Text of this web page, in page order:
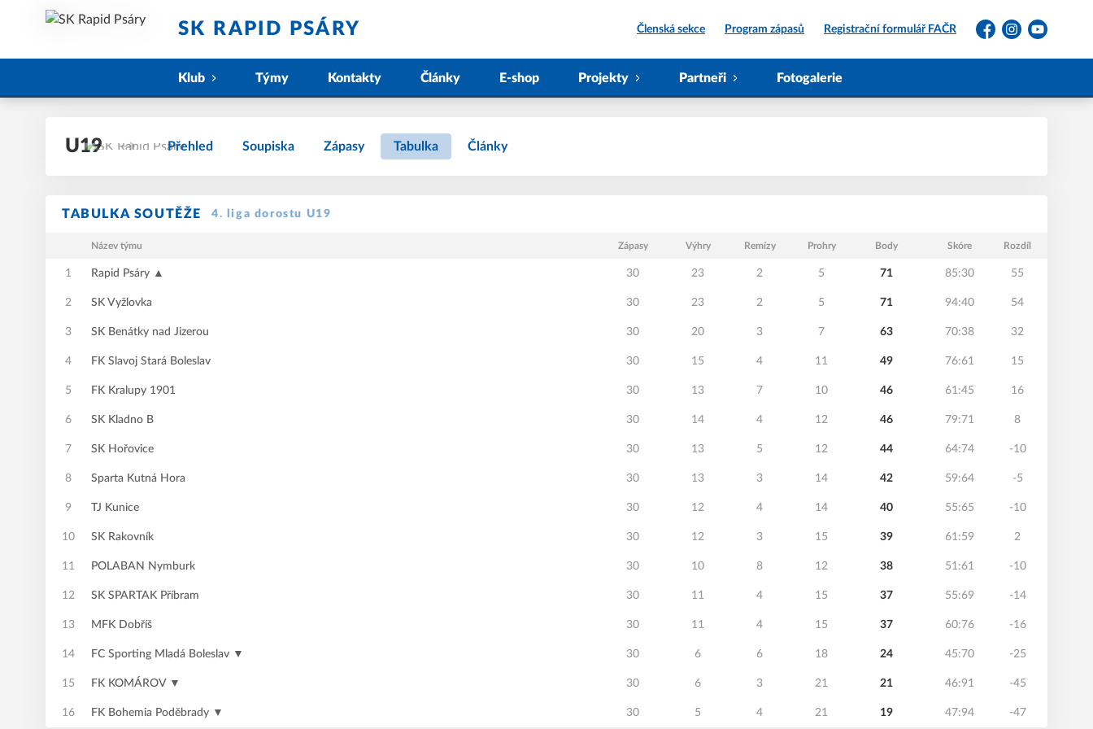
SK RAPID PSÁRY Členská sekce Program zápasů Registrační formulář FAČR
FacebookInstagramYouTube
Klub Týmy Kontakty Články E-shop Projekty Partneři Fotogalerie
U19 Přehled Soupiska Zápasy Tabulka Články
TABULKA SOUTĚŽE 4. liga dorostu U19
Název týmu Zápasy Výhry Remízy Prohry Body Skóre Rozdíl
1 Rapid Psáry ▲ 30 23 2 5 71 85:30 55
2 SK Vyžlovka 30 23 2 5 71 94:40 54
3 SK Benátky nad Jizerou 30 20 3 7 63 70:38 32
4 FK Slavoj Stará Boleslav 30 15 4 11 49 76:61 15
5 FK Kralupy 1901 30 13 7 10 46 61:45 16
6 SK Kladno B 30 14 4 12 46 79:71 8
7 SK Hořovice 30 13 5 12 44 64:74 -10
8 Sparta Kutná Hora 30 13 3 14 42 59:64 -5
9 TJ Kunice 30 12 4 14 40 55:65 -10
10 SK Rakovník 30 12 3 15 39 61:59 2
11 POLABAN Nymburk 30 10 8 12 38 51:61 -10
12 SK SPARTAK Příbram 30 11 4 15 37 55:69 -14
13 MFK Dobříš 30 11 4 15 37 60:76 -16
14 FC Sporting Mladá Boleslav ▼ 30 6 6 18 24 45:70 -25
15 FK KOMÁROV ▼ 30 6 3 21 21 46:91 -45
16 FK Bohemia Poděbrady ▼ 30 5 4 21 19 47:94 -47